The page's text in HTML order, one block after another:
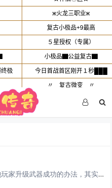
有许多的玩家都是在网上借鉴其他玩家升级武器成功的办法，其实在很多的时候，还是要靠自己去摸索一套好的经验方法来升级武器，这样我们才能发现更好的升级武器办法，在升级武器的时候，我们要学会多思考，不要按部就班的按照别人的方法去操作，别人的方法再...